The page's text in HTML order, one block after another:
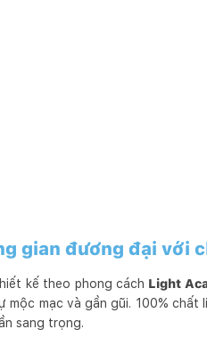
gian đương đại với
kế theo phong cách Light
mộc mạc và gần gũi. 100%
sang trọng.